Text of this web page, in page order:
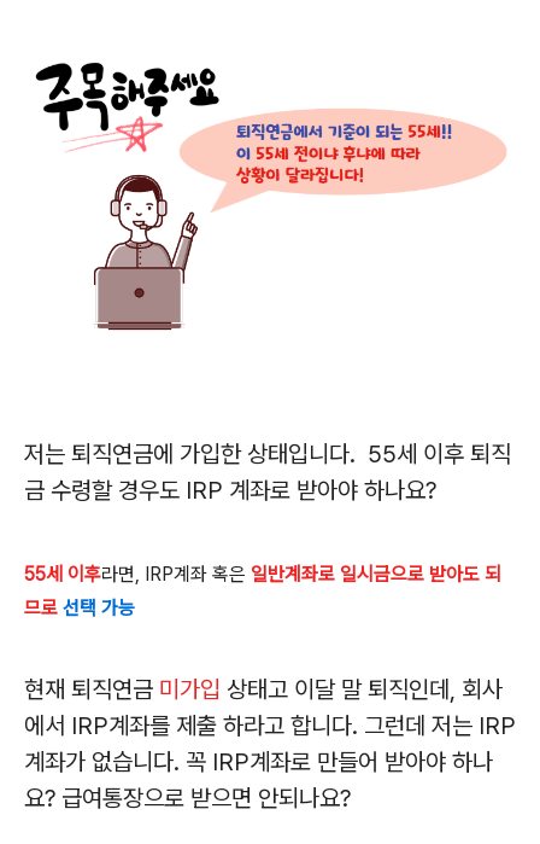
저는 퇴직연금에 가입한 상태입니다. 55세 이후 퇴직
금 수령할 경우도 IRP 계좌로 받아야 하나요?
55세 이후라면, IRP계좌 혹은 일반계좌로 일시금으로 받아도 되
므로 선택 가능
현재 퇴직연금 미가입 상태고 이달 말 퇴직인데, 회사
에서 IRP계좌를 제출 하라고 합니다. 그런데 저는 IRP
계좌가 없습니다. 꼭 IRP계좌로 만들어 받아야 하나
요? 급여통장으로 받으면 안되나요?